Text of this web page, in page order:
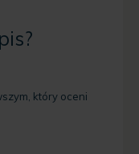
który oceni